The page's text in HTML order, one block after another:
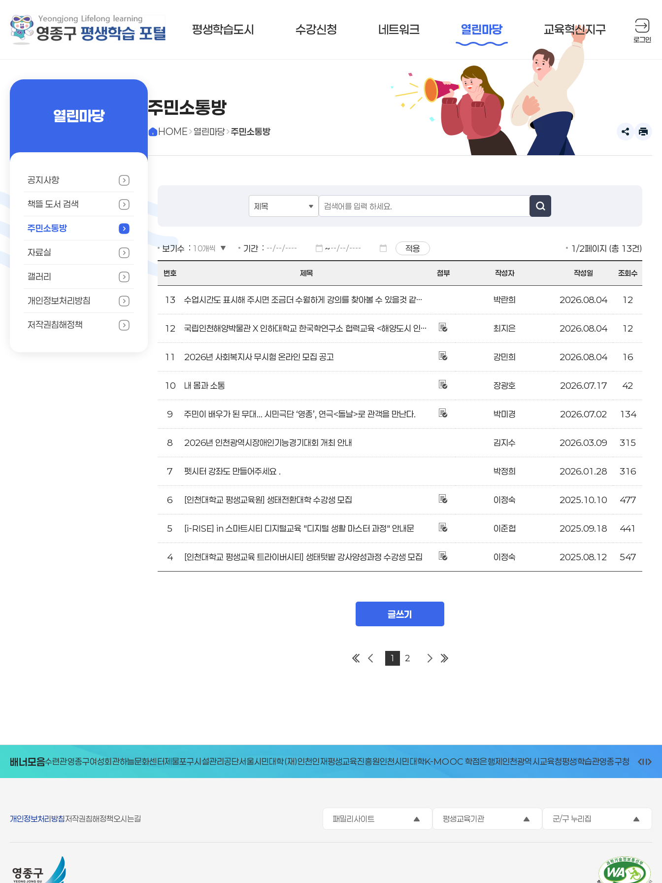
평생학습도시 수강신청 네트워크 열린마당 교육혁신지구
로그인
열린마당
공지사항
책뜰 도서 검색
주민소통방
자료실
갤러리
개인정보처리방침
저작권침해정책
주민소통방
HOME 열린마당 주민소통방
공
하
인
하
보기수 기간 ~ 1/2페이지 (총 13건)
방
시
목
자,
성
번호 제목 첨부 작성자 작성일 조회수
13 수업시간도 표시해 주시면 조금더 수월하게 강의를 찾아볼 수 있을것 같습니다. 박란희 2026.08.04 12
12 국립인천해양박물관 X 인하대학교 한국학연구소 협력교육 <해양도시 인천의 인문학 여행> 최지은 2026.08.04 12
11 2026년 사회복지사 무시험 온라인 모집 공고 강민희 2026.08.04 16
10 내 몸과 소통 장광호 2026.07.17 42
9 주민이 배우가 된 무대... 시민극단 ‘영종’, 연극<돌날>로 관객을 만난다. 박미경 2026.07.02 134
8 2026년 인천광역시장애인기능경기대회 개최 안내 김지수 2026.03.09 315
7 펫시터 강좌도 만들어주세요 . 박정희 2026.01.28 316
6 [인천대학교 평생교육원] 생태전환대학 수강생 모집 이정숙 2025.10.10 477
5 [i-RISE] in 스마트시티 디지털교육 "디지털 생활 마스터 과정" 안내문 이준협 2025.09.18 441
4 [인천대학교 평생교육 트라이버시티] 생태텃밭 강사양성과정 수강생 모집 이정숙 2025.08.12 547
글쓰기
1 2
배너모음
구청소년수련관영종구여성회관 하늘문화센터제물포구시설관리공단서울시민대학(재)인천인재평생교육진흥원인천시민대학K-MOOC 학점은행제인천광역시교육청평생학습관영종구청
이
전
멈
춤
다
음
개인정보처리방침저작권침해정책오시는길 패밀리사이트 평생교육기관 군/구 누리집